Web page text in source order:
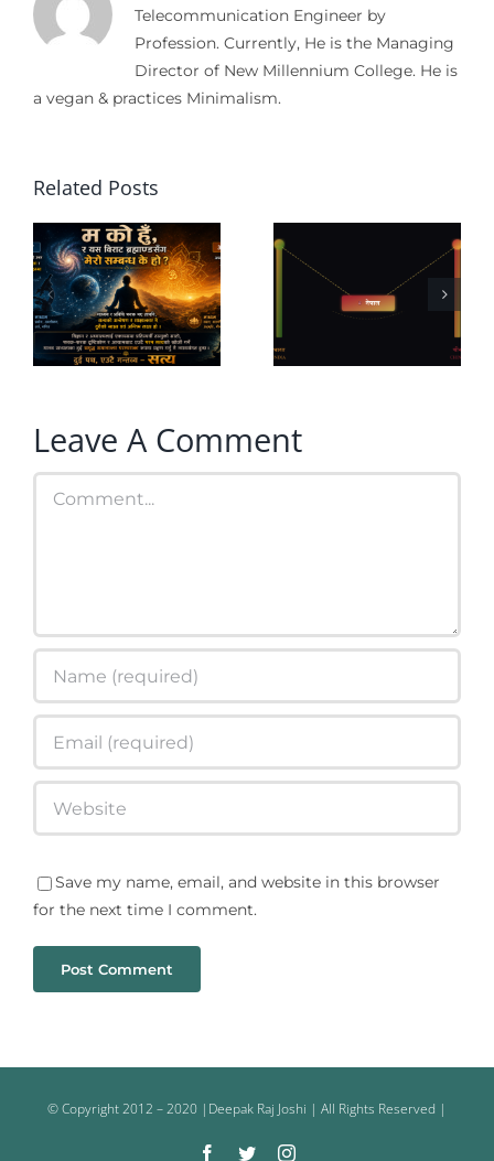
Telecommunication Engineer by
Profession. Currently, He is the Managing
Director of New Millennium College. He is
a vegan & practices Minimalism.
Related Posts
नेपालको
परराष्ट्र नीति:
तरुल होइन,
पिङको
नागरिकको
काँधमा राज्य,
अनि समृद्धिको
सपना ?
Leave A Comment
Save my name, email, and website in this browser
for the next time I comment.
© Copyright 2012 – 2020 |Deepak Raj Joshi | All Rights Reserved |